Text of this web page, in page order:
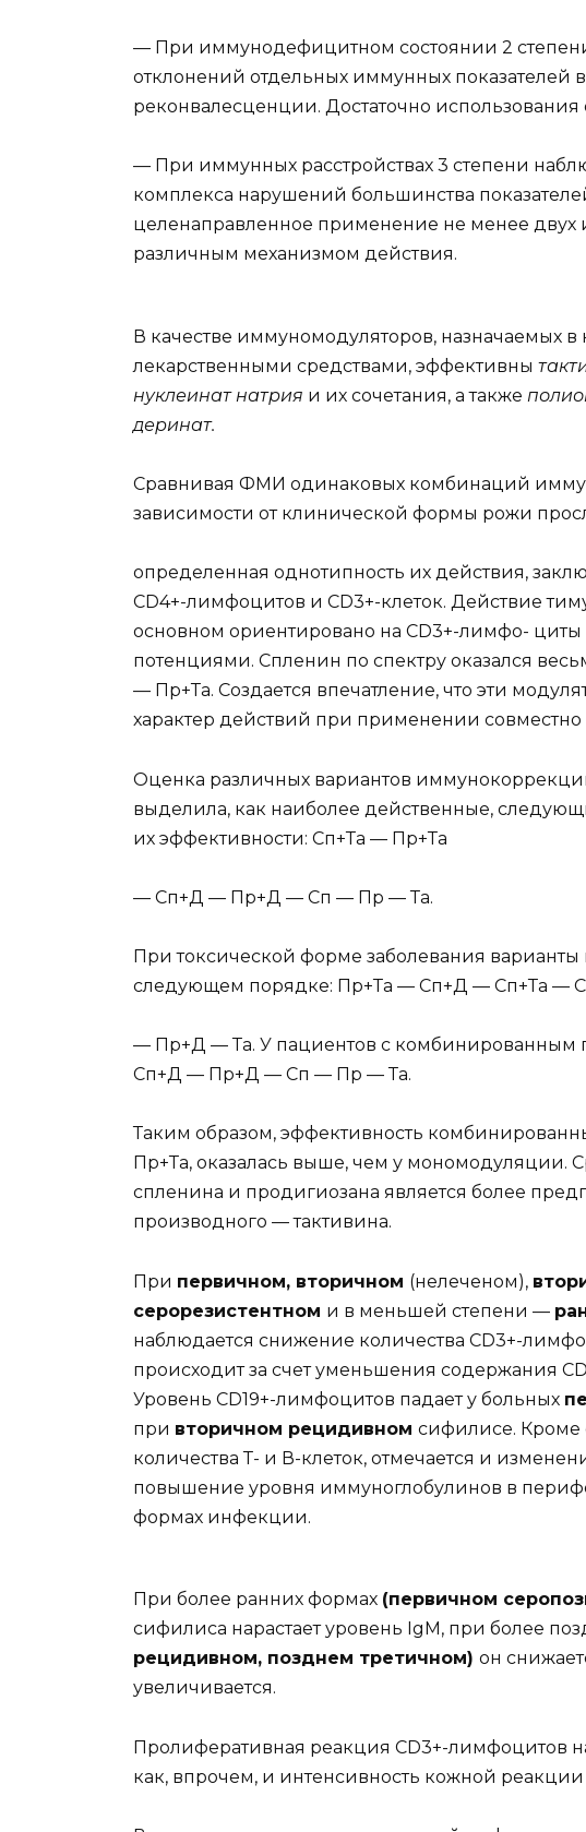
— При иммунодефицитном состоянии 2
отклонений отдельных иммунных показателей
реконвалесценции. Достаточно
— При иммунных расстройствах 3 степени
комплекса нарушений большинства
целенаправленное применение не менее двух
различным механизмом действия.
В качестве иммуномодуляторов, назначаемых
лекарственными средствами, эффективны
нуклеинат натрия и их сочетания, а также
деринат.
Сравнивая ФMИ одинаковых комбинаций
зависимости от клинической формы рожи
определенная однотипность их действия,
CD4+-лимфоцитов и CD3+-клеток. Действие
основном ориентировано на CD3+-лимфо-
потенциями. Спленин по спектру оказался
— Пр+Та. Создается впечатление, что эти
характер действий при применении совместно
Оценка различных вариантов
выделила, как наиболее действенные,
их эффективности: Сп+Та — Пр+Та
— Сп+Д — Пр+Д — Сп — Пр — Та.
При токсической форме заболевания
следующем порядке: Пр+Та — Сп+Д — Сп+Та —
— Пр+Д — Та. У пациентов с комбинированным
Сп+Д — Пр+Д — Сп — Пр — Та.
Таким образом, эффективность
Пр+Та, оказалась выше, чем у мономодуляции.
спленина и продигиозана является более
производного — тактивина.
При первичном, вторичном (нелеченом),
серорезистентном и в меньшей степени —
наблюдается снижение количества CD3+-
происходит за счет уменьшения содержания
Уровень CD19+-лимфоцитов падает у больных
при вторичном рецидивном сифилисе. Кроме
количества Т- и В-клеток, отмечается и
повышение уровня иммуноглобулинов в
формах инфекции.
При более ранних формах (первичном
сифилиса нарастает уровень IgM, при более
рецидивном, позднем третичном) он
увеличивается.
Пролиферативная реакция CD3+-лимфоцитов
как, впрочем, и интенсивность кожной